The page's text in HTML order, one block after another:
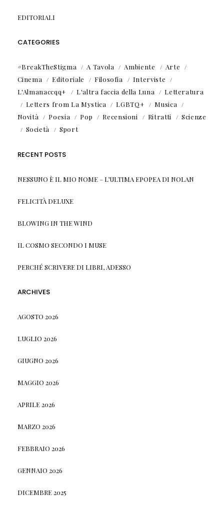
EDITORIALI
CATEGORIES
#BreakTheStigma A Tavola Ambiente
Arte
Cinema
Editoriale Filosofia
Interviste
L'Almanaccqq+
L'altra faccia della Luna
Letteratura
Letters from La Mystica
LGBTQ+
Musica
Novità
Poesia Pop Recensioni Ritratti
Scienze
Società
Sport
RECENT POSTS
NESSUNO È IL MIO NOME – L’ULTIMA EPOPEA DI NOLAN
FELICITÀ DELUXE
BLOWING IN THE WIND
IL COSMO SECONDO I MUSE
PERCHÉ SCRIVERE DI LIBRI, ADESSO
ARCHIVES
AGOSTO 2026
LUGLIO 2026
GIUGNO 2026
MAGGIO 2026
APRILE 2026
MARZO 2026
FEBBRAIO 2026
GENNAIO 2026
DICEMBRE 2025